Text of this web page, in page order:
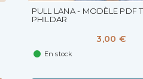
PULL LANA - MODÈLE PDF
PHILDAR
3,00 €
En stock